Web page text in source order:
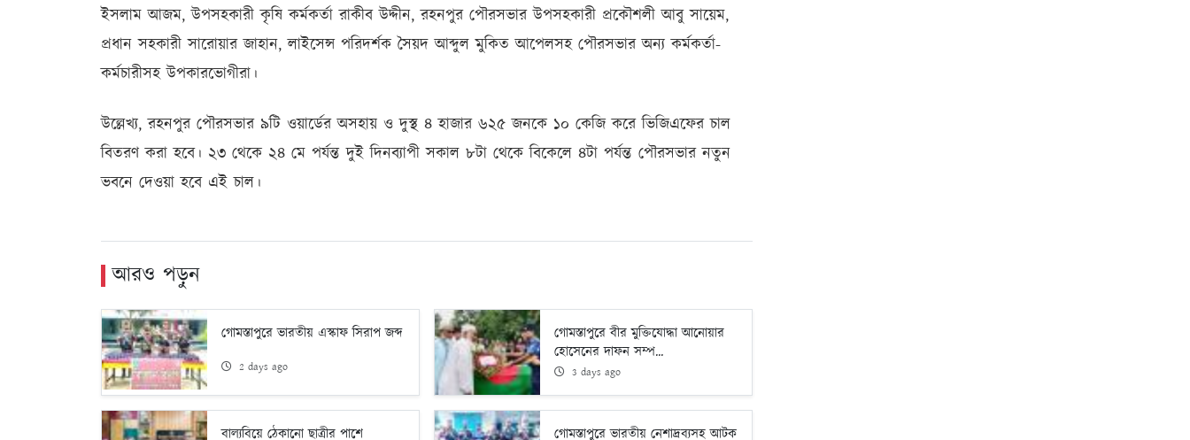
ইসলাম আজম, উপসহকারী কৃষি কর্মকর্তা রাকীব উদ্দীন, রহনপুর পৌরসভার উপসহকারী প্রকৌশলী আবু সায়েম,
প্রধান সহকারী সারোয়ার জাহান, লাইসেন্স পরিদর্শক সৈয়দ আব্দুল মুকিত আপেলসহ পৌরসভার অন্য কর্মকর্তা-
কর্মচারীসহ উপকারভোগীরা।
উল্লেখ্য, রহনপুর পৌরসভার ৯টি ওয়ার্ডের অসহায় ও দুস্থ ৪ হাজার ৬২৫ জনকে ১০ কেজি করে ভিজিএফের চাল
বিতরণ করা হবে। ২৩ থেকে ২৪ মে পর্যন্ত দুই দিনব্যাপী সকাল ৮টা থেকে বিকেলে ৪টা পর্যন্ত পৌরসভার নতুন
ভবনে দেওয়া হবে এই চাল।
আরও পড়ুন
গোমস্তাপুরে ভারতীয় এস্কাফ সিরাপ জব্দ
2 days ago
গোমস্তাপুরে বীর মুক্তিযোদ্ধা আনোয়ার
হোসেনের দাফন সম্প...
3 days ago
বাল্যবিয়ে ঠেকানো ছাত্রীর পাশে গোমস্তাপুরে ভারতীয় নেশাদ্রব্যসহ আটক